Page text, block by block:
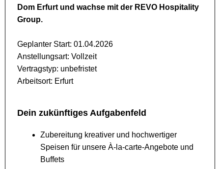
Dom Erfurt und wachse mit der REVO Hospitality
Group.
Geplanter Start: 01.04.2026
Anstellungsart: Vollzeit
Vertragstyp: unbefristet
Arbeitsort: Erfurt
Dein zukünftiges Aufgabenfeld
Zubereitung kreativer und hochwertiger
Speisen für unsere À-la-carte-Angebote und
Buffets